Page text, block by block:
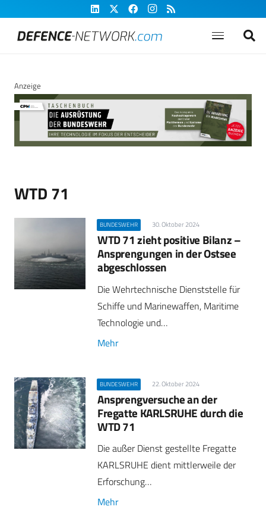
Anzeige
WTD 71
BUNDESWEHR 30. Oktober 2024
WTD 71 zieht positive Bilanz –
Ansprengungen in der Ostsee
abgeschlossen
Die Wehrtechnische Dienststelle für
Schiffe und Marinewaffen, Maritime
Technologie und…
Mehr
BUNDESWEHR 22. Oktober 2024
Ansprengversuche an der
Fregatte KARLSRUHE durch die
WTD 71
Die außer Dienst gestellte Fregatte
KARLSRUHE dient mittlerweile der
Erforschung…
Mehr